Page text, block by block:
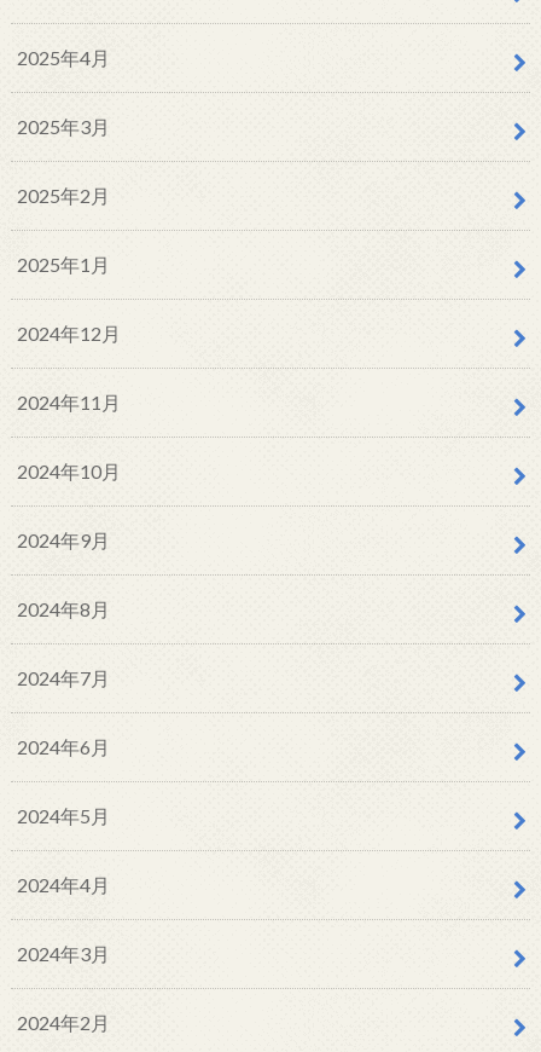
2025年4月
2025年3月
2025年2月
2025年1月
2024年12月
2024年11月
2024年10月
2024年9月
2024年8月
2024年7月
2024年6月
2024年5月
2024年4月
2024年3月
2024年2月